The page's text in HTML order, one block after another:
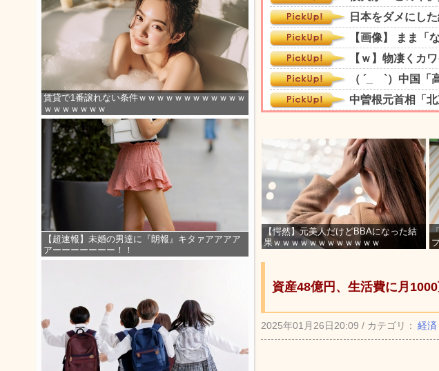
賃貸で1番譲れない条件ｗｗｗｗｗｗｗｗｗｗｗｗ
ｗｗｗｗｗｗｗ
【超速報】未婚の男達に『朗報』キタァアアアア
アーーーーーーー！！
【愕然】元美人だけどBBAになった結
果ｗｗｗｗｗｗｗｗｗｗｗｗ
資産48億円、生活費に月
2025年01月26日20:09 / カテゴリ： 経済